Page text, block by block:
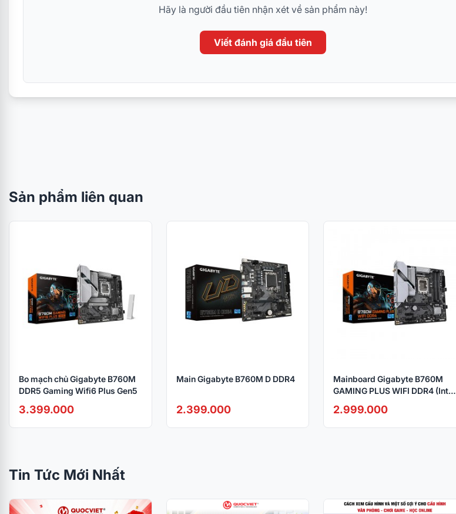
Hãy là người đầu tiên nhận xét về sản phẩm này!
Viết đánh giá đầu tiên
Sản phẩm liên quan
Bo mạch chủ Gigabyte B760M
DDR5 Gaming Wifi6 Plus Gen5
3.399.000
Main Gigabyte B760M D DDR4
2.399.000
Mainboard Gigabyte B760M
GAMING PLUS WIFI DDR4 (Intel
2.999.000
Tin Tức Mới Nhất